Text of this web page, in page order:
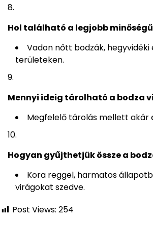
Hol található a legjobb
Vadon nőtt bodzák, hegyvidéki
területeken.
Mennyi ideig tárolható a bodza
Megfelelő tárolás mellett akár
Hogyan gyűjthetjük össze a
Kora reggel, harmatos
virágokat szedve.
Post Views: 254